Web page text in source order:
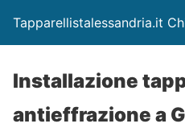
Tapparellistalessandria.it
Installazione
antieffrazione a